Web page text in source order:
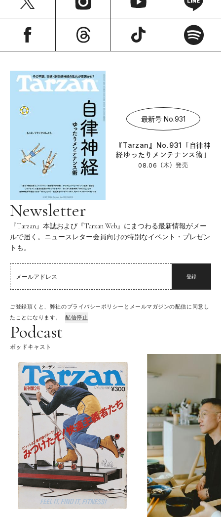
最新号 No.931
『Tarzan』No.931「自律神
経ゆったりメンテナンス術」
08.06（木）発売
Newsletter
『Tarzan』本誌および『Tarzan Web』にまつわる最新情報がメー
ルで届く。ニュースレター会員向けの特別なイベント・プレゼン
トも。
登録
ご登録頂くと、弊社のプライバシーポリシーとメールマガジンの配信に同意し
たことになります。
配信停止
Podcast
ポッドキャスト